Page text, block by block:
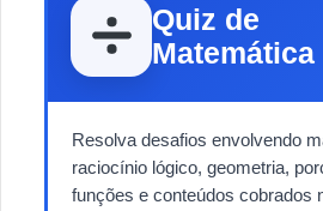
Quiz de
Matemática
Resolva desafios envolvendo
raciocínio lógico, geometria,
funções e conteúdos cobrados